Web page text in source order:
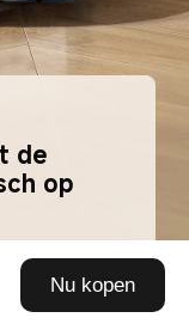
Nu kopen
de
op